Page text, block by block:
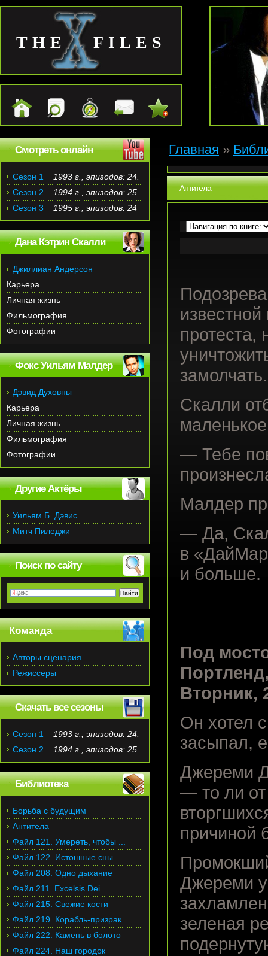
THE FILES
Главная »
Антитела
замолчать.
Скалли
— Тебе
Малдер
— Да,
в
и больше.
Под
Вторник,
Он хотел
засыпал,
Джереми
— то ли от
причиной
Джереми
зеленая
Смотреть онлайн
Сезон 1
1993 г., эпизодов: 24.
Сезон 2
1994 г., эпизодов: 25
Сезон 3
1995 г., эпизодов: 24
Дана Кэтрин Скалли
Джиллиан Андерсон
Карьера
Личная жизнь
Фильмография
Фотографии
Фокс Уильям Малдер
Дэвид Духовны
Карьера
Личная жизнь
Фильмография
Фотографии
Другие Актёры
Уильям Б. Дэвис
Митч Пиледжи
Поиск по сайту
Команда
Авторы сценария
Режиссеры
Скачать все сезоны
Сезон 1
1993 г., эпизодов: 24.
Сезон 2
1994 г., эпизодов: 25.
Библиотека
Борьба с будущим
Антитела
Файл 121. Умереть, чтобы ...
Файл 122. Истошные сны
Файл 208. Одно дыхание
Файл 211. Excelsis Dei
Файл 215. Свежие кости
Файл 219. Корабль-призрак
Файл 222. Камень в болото
Файл 224. Наш городок